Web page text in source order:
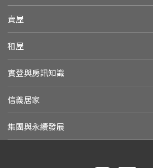
賣屋
租屋
實登與房訊知識
信義居家
集團與永續發展